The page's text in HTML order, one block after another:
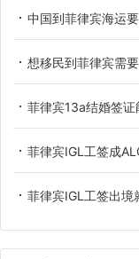
中国到菲律宾海运
想移民到菲律宾需
菲律宾13a结婚签
菲律宾IGL工签成
菲律宾IGL工签出境